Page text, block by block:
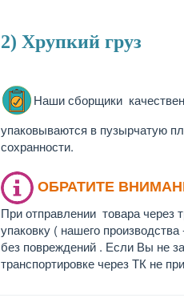
2) Хрупкий груз
Наши сборщики
упаковываются в пузырчатую
сохранности.
ОБРАТИТЕ
При отправлении товара через
упаковку ( нашего
без повреждений . Если Вы не
транспортировке через ТК не